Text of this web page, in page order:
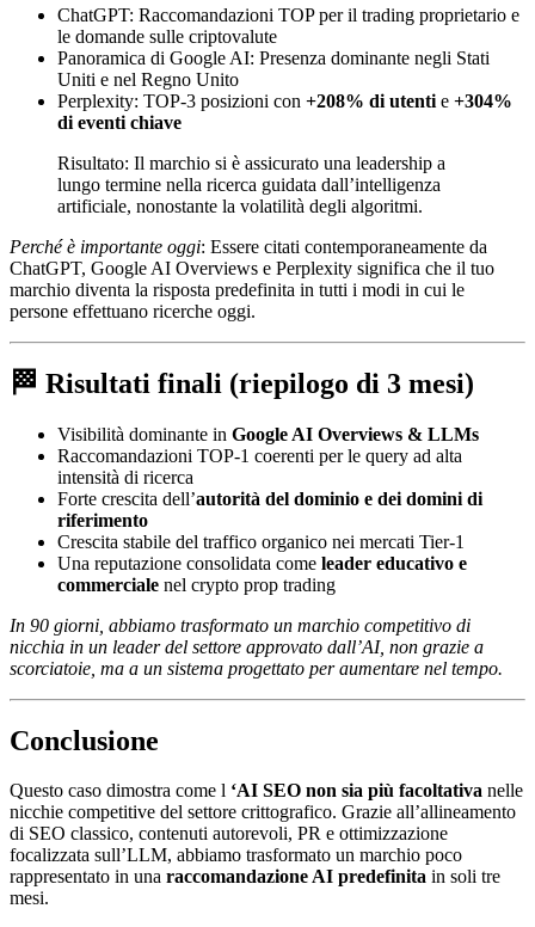
ChatGPT: Raccomandazioni TOP per il trading proprietario e
le domande sulle criptovalute
Panoramica di Google AI: Presenza dominante negli Stati
Uniti e nel Regno Unito
Perplexity: TOP-3 posizioni con +208% di utenti e +304%
di eventi chiave
Risultato: Il marchio si è assicurato una leadership a
lungo termine nella ricerca guidata dall’intelligenza
artificiale, nonostante la volatilità degli algoritmi.
Perché è importante oggi: Essere citati contemporaneamente da
ChatGPT, Google AI Overviews e Perplexity significa che il tuo
marchio diventa la risposta predefinita in tutti i modi in cui le
persone effettuano ricerche oggi.
🏁 Risultati finali (riepilogo di 3 mesi)
Visibilità dominante in Google AI Overviews & LLMs
Raccomandazioni TOP-1 coerenti per le query ad alta
intensità di ricerca
Forte crescita dell’autorità del dominio e dei domini di
riferimento
Crescita stabile del traffico organico nei mercati Tier-1
Una reputazione consolidata come leader educativo e
commerciale nel crypto prop trading
In 90 giorni, abbiamo trasformato un marchio competitivo di
nicchia in un leader del settore approvato dall’AI, non grazie a
scorciatoie, ma a un sistema progettato per aumentare nel tempo.
Conclusione
Questo caso dimostra come l ‘AI SEO non sia più facoltativa nelle
nicchie competitive del settore crittografico. Grazie all’allineamento
di SEO classico, contenuti autorevoli, PR e ottimizzazione
focalizzata sull’LLM, abbiamo trasformato un marchio poco
rappresentato in una raccomandazione AI predefinita in soli tre
mesi.